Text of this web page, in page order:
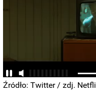
Źródło: Twitter / zdj.